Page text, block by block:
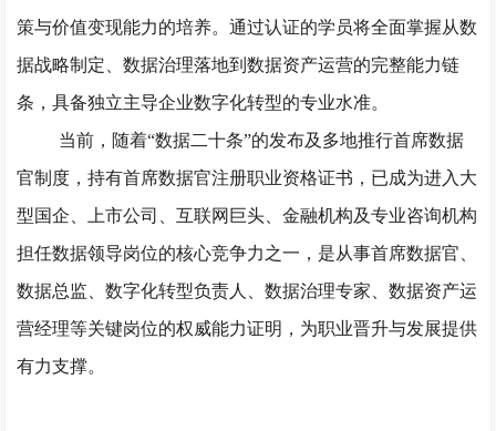
策与价值变现能力的培养。通过认证的学员将全面掌握从数
据战略制定、数据治理落地到数据资产运营的完整能力链
条，具备独立主导企业数字化转型的专业水准。
当前，随着“数据二十条”的发布及多地推行首席数据
官制度，持有首席数据官注册职业资格证书，已成为进入大
型国企、上市公司、互联网巨头、金融机构及专业咨询机构
担任数据领导岗位的核心竞争力之一，是从事首席数据官、
数据总监、数字化转型负责人、数据治理专家、数据资产运
营经理等关键岗位的权威能力证明，为职业晋升与发展提供
有力支撑。